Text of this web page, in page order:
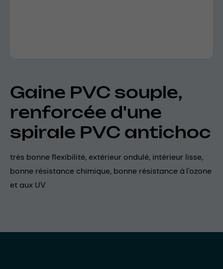
Gaine PVC souple,
renforcée d'une
spirale PVC antichoc
très bonne flexibilité, extérieur ondulé, intérieur lisse,
bonne résistance chimique, bonne résistance à l'ozone
et aux UV